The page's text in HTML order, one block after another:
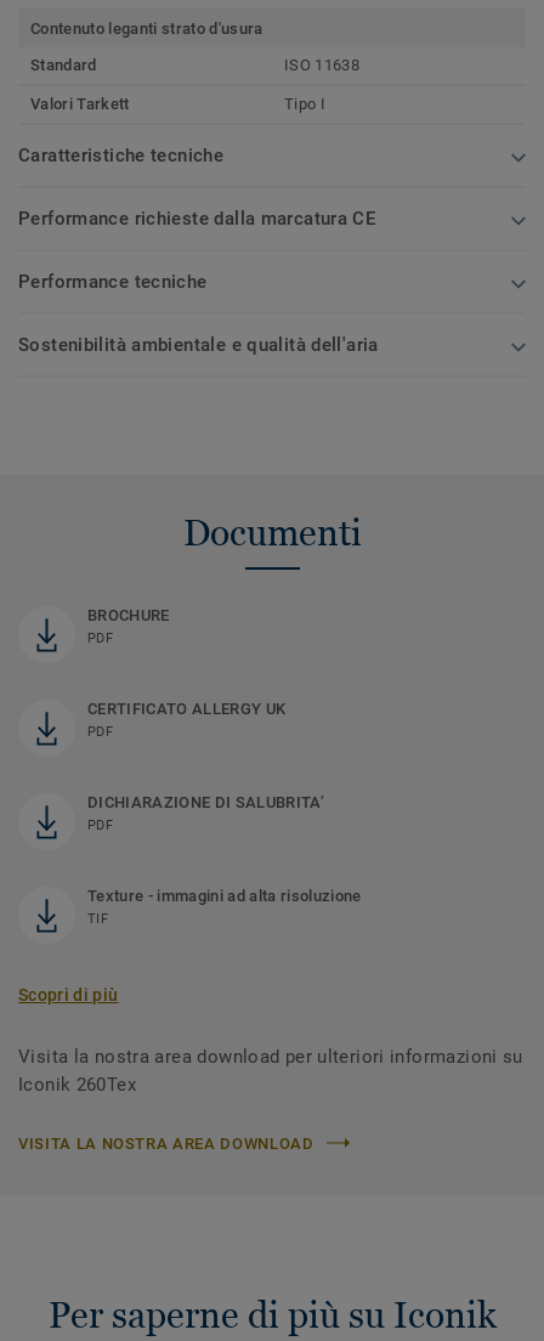
Contenuto leganti strato d'usura
Standard
ISO 11638
Valori Tarkett Tipo I
Caratteristiche tecniche
Performance richieste dalla marcatura CE
Performance tecniche
Sostenibilità ambientale e qualità dell'aria
Documenti
BROCHURE
PDF
CERTIFICATO ALLERGY UK
PDF
DICHIARAZIONE DI SALUBRITA’
PDF
Texture - immagini ad alta risoluzione
TIF
Scopri di più
Visita la nostra area download per ulteriori informazioni su
Iconik 260Tex
VISITA LA NOSTRA AREA DOWNLOAD
Per saperne di più su Iconik